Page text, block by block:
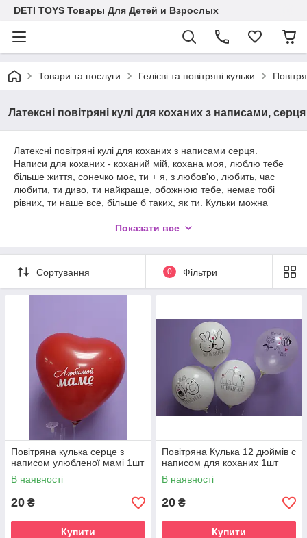
DETI TOYS Товары Для Детей и Взрослых
Товари та послуги Гелієві та повітряні кульки
Латексні повітряні кулі для коханих з написами, серця
Латексні повітряні кулі для коханих з написами серця.
Написи для коханих - коханий мій, кохана моя, люблю тебе
більше життя, сонечко моє, ти + я, з любов'ю, любить, час
любити, ти диво, ти найкраще, обожнюю тебе, немає тобі
рівних, ти наше все, більше б таких, як ти. Кульки можна
Валентина. Кулі у формі серця.
Показати все
Сортування 0 Фільтри
Повітряна кулька серце з
написом улюбленої мамі 1шт
В наявності
20 ₴
Купити
Повітряна Кулька 12 дюймів с
написом для коханих 1шт
В наявності
20 ₴
Купити